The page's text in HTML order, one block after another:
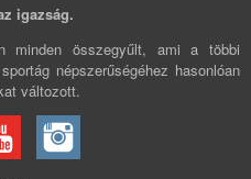
igazság.
minden összegyűlt, ami a többi
népszerűségéhez hasonlóan
változott.